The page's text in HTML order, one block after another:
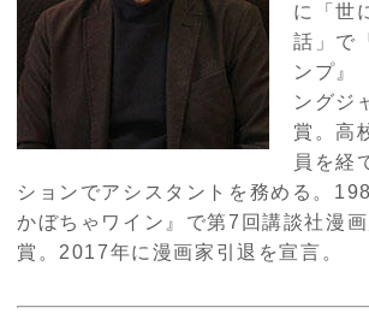
に「世
話」で
ンプ』
ングジ
賞。高
員を経
ションでアシスタントを務める。
かぼちゃワイン』で第7回講談社漫
賞。2017年に漫画家引退を宣言。